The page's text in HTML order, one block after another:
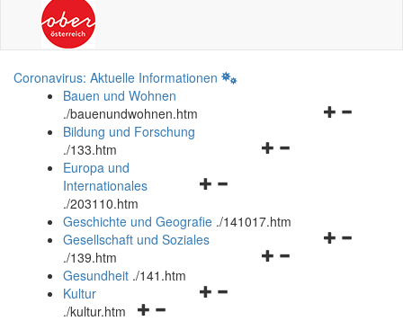
Coronavirus: Aktuelle Informationen
Bauen und Wohnen
./bauenundwohnen.htm
Navigationsmenü
Bildung und Forschung
./133.htm
Navigationsmenü
und
schließen
Europa und
Internationales
./203110.htm
Geschichte und Geografie ./141017.htm
Navigationsmenü
Gesellschaft und Soziales
./139.htm
Navigationsmenü
Gesundheit ./141.htm
Navigationsmenü
Kultur
./kultur.htm